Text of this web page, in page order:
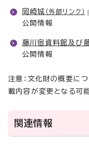
岡崎城 （外部リンク）
公開情報
藤川宿資料館及び
公開情報
注意：文化財の概要に
載内容が変更となる可
関連情報